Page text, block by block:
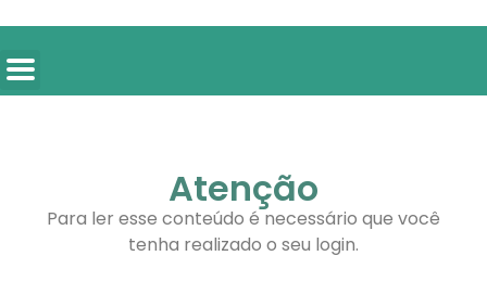
Atenção
Para ler esse conteúdo é necessário que você
tenha realizado o seu login.